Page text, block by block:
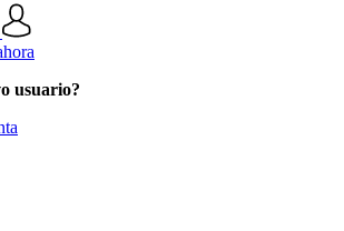
usuario?